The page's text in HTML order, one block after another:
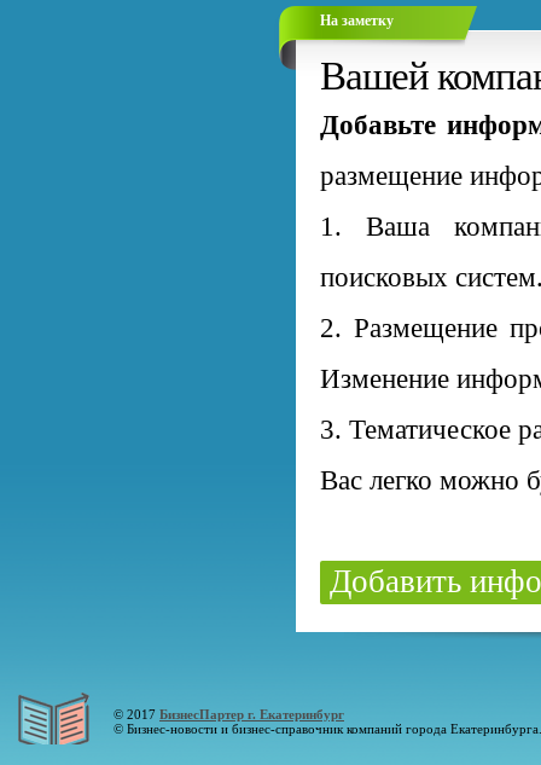
На заметку
Вашей
Добавьте
размещение
1. Ваша
поисковых
2. Размещение
Изменение
3. Тематическое
Вас легко можно
Добавить
© 2017 БизнесПартер г. Екатеринбург
© Бизнес-новости и бизнес-справочник компаний города